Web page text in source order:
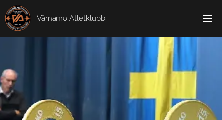
Värnamo Atletklubb